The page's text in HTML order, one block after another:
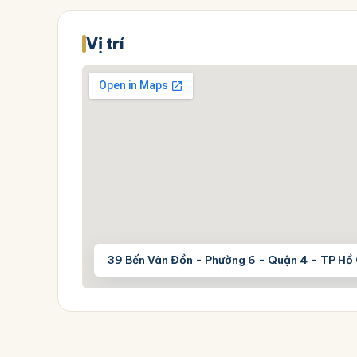
Vị trí
39 Bến Vân Đồn - Phường 6 - Quận 4 – TP Hồ